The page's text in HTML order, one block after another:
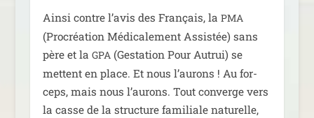
Ainsi contre l’a­vis des Français, la PMA
(Procréation Médicalement Assistée) sans
père et la GPA(Gestation Pour Autrui) se
mettent en place. Et nous l’au­rons ! Au for­
ceps, mais nous l’au­rons. Tout converge vers
la casse de la struc­ture fami­liale natu­relle,